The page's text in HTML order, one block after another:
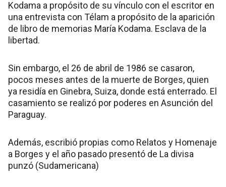
Kodama a propósito de su vínculo con el escritor en
una entrevista con Télam a propósito de la aparición
de libro de memorias María Kodama. Esclava de la
libertad.
Sin embargo, el 26 de abril de 1986 se casaron,
pocos meses antes de la muerte de Borges, quien
ya residía en Ginebra, Suiza, donde está enterrado. El
casamiento se realizó por poderes en Asunción del
Paraguay.
Además, escribió propias como Relatos y Homenaje
a Borges y el año pasado presentó de La divisa
punzó (Sudamericana)